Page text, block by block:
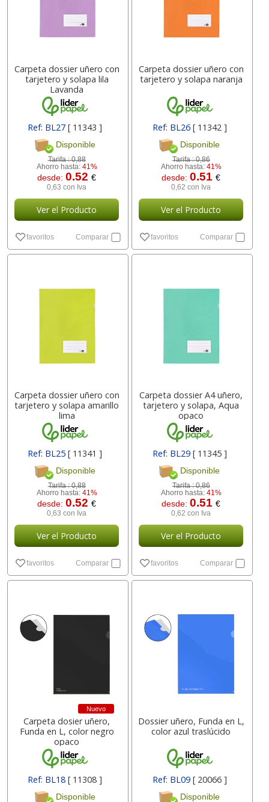
Carpeta dossier uñero con
tarjetero y solapa lila
Lavanda
Ref: BL27[ 11343 ]
Disponible
Tarifa :0,88
Ahorro hasta: 41%
desde:0.52€
0,63 con Iva
Ver el Producto
favoritos Comparar
Carpeta dossier uñero con
tarjetero y solapa naranja
Ref: BL26 [ 11342 ]
Disponible
Tarifa :0,86
Ahorro hasta: 41%
desde:0.51€
0,62 con Iva
Ver el Producto
favoritos Comparar
Carpeta dossier uñero con
tarjetero y solapa amarillo
lima
Ref: BL25[ 11341 ]
Disponible
Tarifa :0,88
Ahorro hasta: 41%
desde:0.52€
0,63 con Iva
Ver el Producto
favoritos Comparar
Carpeta dossier A4 uñero,
tarjetero y solapa, Aqua
opaco
Ref: BL29 [ 11345 ]
Disponible
Tarifa :0,86
Ahorro hasta: 41%
desde:0.51€
0,62 con Iva
Ver el Producto
favoritos Comparar
Nuevo
Carpeta dosier uñero,
Funda en L, color negro
opaco
Ref: BL18[ 11308 ]
Disponible
Dossier uñero, Funda en L,
color azul traslúcido
Ref: BL09 [ 20066 ]
Disponible